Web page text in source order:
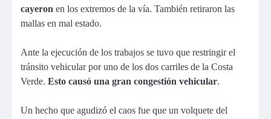
cayeron en los extremos de la vía. También retiraron las
mallas en mal estado.
Ante la ejecución de los trabajos se tuvo que restringir el
tránsito vehicular por uno de los dos carriles de la Costa
Verde. Esto causó una gran congestión vehicular.
Un hecho que agudizó el caos fue que un volquete del